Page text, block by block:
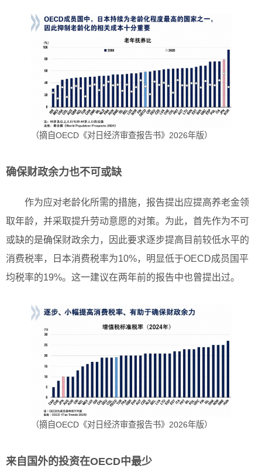
（摘自OECD《对日经济审查报告书》2026年版）
确保财政余力也不可或缺
作为应对老龄化所需的措施，报告提出应提高养老金领
取年龄，并采取提升劳动意愿的对策。为此，首先作为不可
或缺的是确保财政余力，因此要求逐步提高目前较低水平的
消费税率，日本消费税率为10%，明显低于OECD成员国平
均税率的19%。这一建议在两年前的报告中也曾提出过。
（摘自OECD《对日经济审查报告书》2026年版）
来自国外的投资在OECD中最少